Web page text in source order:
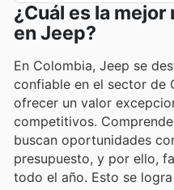
¿Cuál es la
en Jeep?
En Colombia, Jeep se
confiable en el sector de
ofrecer un valor
competitivos.
buscan oportunidades
presupuesto, y por ello,
todo el año. Esto se